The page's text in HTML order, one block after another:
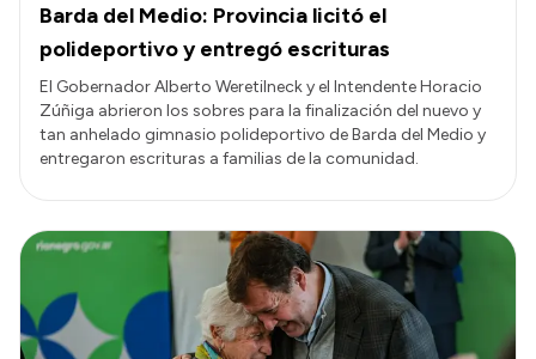
Barda del Medio: Provincia licitó el
polideportivo y entregó escrituras
El Gobernador Alberto Weretilneck y el Intendente Horacio
Zúñiga abrieron los sobres para la finalización del nuevo y
tan anhelado gimnasio polideportivo de Barda del Medio y
entregaron escrituras a familias de la comunidad.